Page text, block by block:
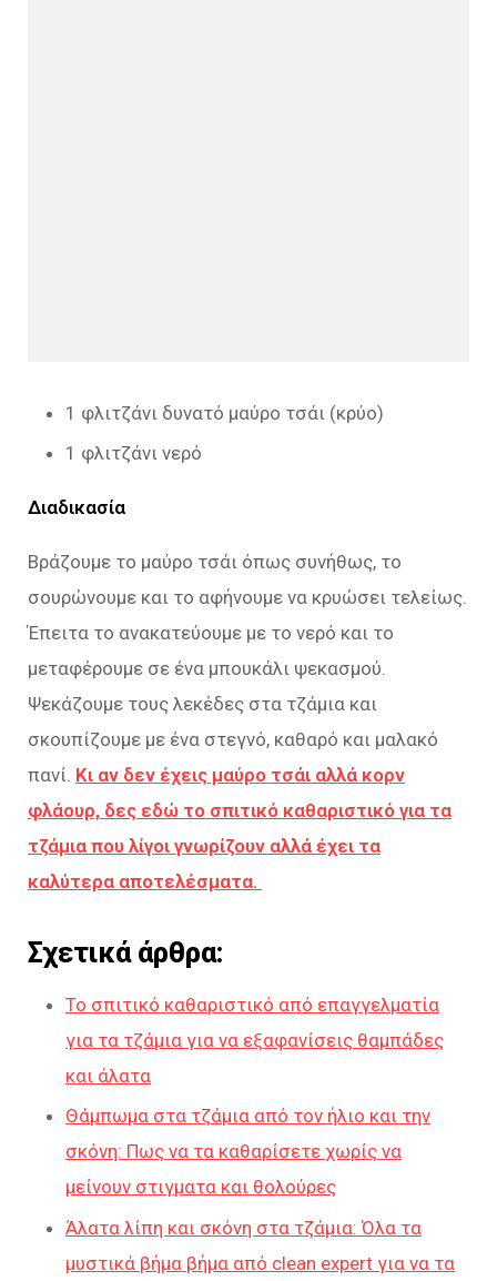
1 φλιτζάνι δυνατό μαύρο τσάι (κρύο)
1 φλιτζάνι νερό
Διαδικασία
Βράζουμε το μαύρο τσάι όπως συνήθως, το
σουρώνουμε και το αφήνουμε να κρυώσει τελείως.
Έπειτα το ανακατεύουμε με το νερό και το
μεταφέρουμε σε ένα μπουκάλι ψεκασμού.
Ψεκάζουμε τους λεκέδες στα τζάμια και
σκουπίζουμε με ένα στεγνό, καθαρό και μαλακό
πανί. Κι αν δεν έχεις μαύρο τσάι αλλά κορν
φλάουρ, δες εδώ το σπιτικό καθαριστικό για τα
τζάμια που λίγοι γνωρίζουν αλλά έχει τα
καλύτερα αποτελέσματα.
Σχετικά άρθρα:
Το σπιτικό καθαριστικό από επαγγελματία
για τα τζάμια για να εξαφανίσεις θαμπάδες
και άλατα
Θάμπωμα στα τζάμια από τον ήλιο και την
σκόνη: Πως να τα καθαρίσετε χωρίς να
μείνουν στιγματα και θολούρες
Άλατα λίπη και σκόνη στα τζάμια: Όλα τα
μυστικά βήμα βήμα από clean expert για να τα